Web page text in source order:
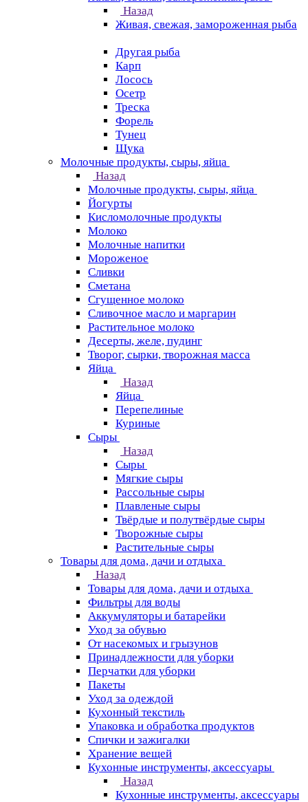
Назад
Живая, свежая, замороженная рыба
Другая рыба
Карп
Лосось
Осетр
Треска
Форель
Тунец
Щука
Молочные продукты, сыры, яйца
Назад
Молочные продукты, сыры, яйца
Йогурты
Кисломолочные продукты
Молоко
Молочные напитки
Мороженое
Сливки
Сметана
Сгущенное молоко
Сливочное масло и маргарин
Растительное молоко
Десерты, желе, пудинг
Творог, сырки, творожная масса
Яйца
Назад
Яйца
Перепелиные
Куриные
Сыры
Назад
Сыры
Мягкие сыры
Рассольные сыры
Плавленые сыры
Твёрдые и полутвёрдые сыры
Творожные сыры
Растительные сыры
Товары для дома, дачи и отдыха
Назад
Товары для дома, дачи и отдыха
Фильтры для воды
Аккумуляторы и батарейки
Уход за обувью
От насекомых и грызунов
Принадлежности для уборки
Перчатки для уборки
Пакеты
Уход за одеждой
Кухонный текстиль
Упаковка и обработка продуктов
Спички и зажигалки
Хранение вещей
Кухонные инструменты, аксессуары
Назад
Кухонные инструменты, аксессуары